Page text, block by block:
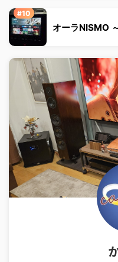
オーラNISMO